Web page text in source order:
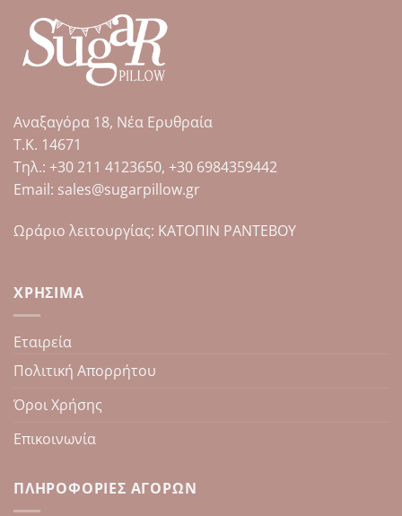
Αναξαγόρα 18, Νέα Ερυθραία
Τ.Κ. 14671
Tηλ.: +30 211 4123650, +30 6984359442
Email: sales@sugarpillow.gr
Ωράριο λειτουργίας: ΚΑΤΟΠΙΝ ΡΑΝΤΕΒΟΥ
ΧΡΉΣΙΜΑ
Εταιρεία
Πολιτική Απορρήτου
Όροι Χρήσης
Επικοινωνία
ΠΛΗΡΟΦΟΡΊΕΣ ΑΓΟΡΏΝ